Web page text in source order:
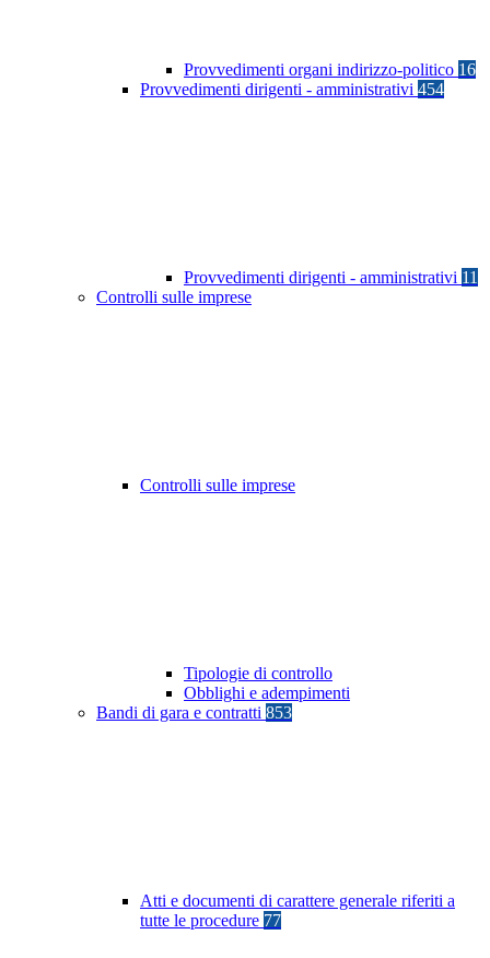
Provvedimenti organi indirizzo-politico 16
Provvedimenti dirigenti - amministrativi 454
Provvedimenti dirigenti - amministrativi 11
Controlli sulle imprese
Controlli sulle imprese
Tipologie di controllo
Obblighi e adempimenti
Bandi di gara e contratti 853
Atti e documenti di carattere generale riferiti a
tutte le procedure 77